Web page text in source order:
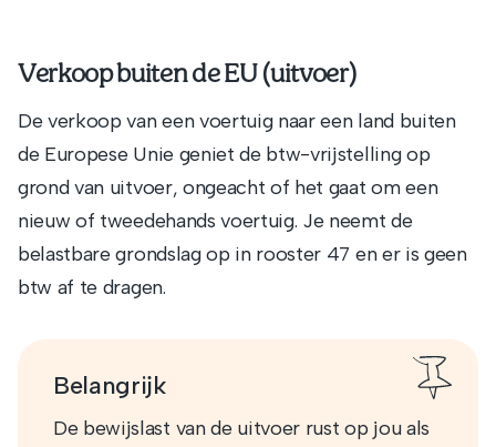
Verkoop buiten de EU (uitvoer)
De verkoop van een voertuig naar een land buiten
de Europese Unie geniet de btw-vrijstelling op
grond van uitvoer, ongeacht of het gaat om een
nieuw of tweedehands voertuig. Je neemt de
belastbare grondslag op in rooster 47 en er is geen
btw af te dragen.
Belangrijk
De bewijslast van de uitvoer rust op jou als